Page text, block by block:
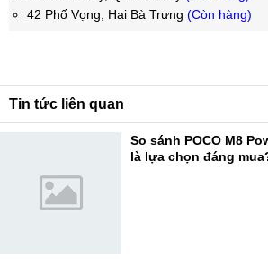
42 Phố Vọng, Hai Bà Trưng (Còn hàng)
Tin tức liên quan
So sánh POCO M8
là lựa chọn đáng